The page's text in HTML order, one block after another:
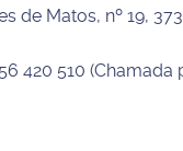
de Matos, nº 19,
420 510 (Chamada